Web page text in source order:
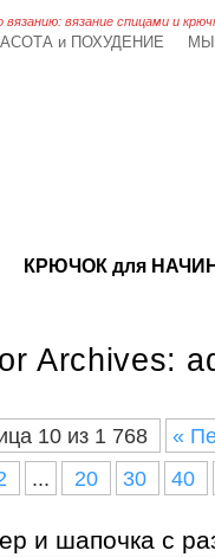
вязанию: вязание спицами и
и ПОХУДЕНИЕ
КРЮЧОК для
Archives:
10 из 1 768
«
... 20 30 40
и шапочка с